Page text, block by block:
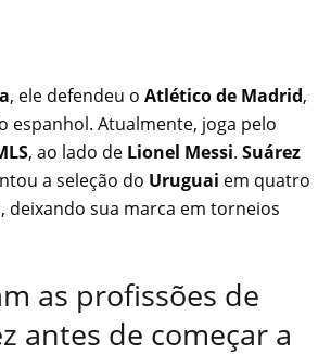
, ele defendeu o Atlético de Madrid,
espanhol. Atualmente, joga pelo
, ao lado de Lionel Messi. Suárez
a seleção do Uruguai em quatro
deixando sua marca em torneios
as profissões de
antes de começar a